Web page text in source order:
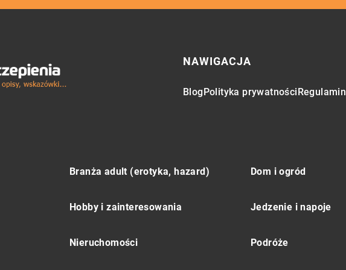
NAWIGACJA
BlogPolityka prywatnościRegulamin
Branża adult (erotyka, hazard) Dom i ogród
Hobby i zainteresowania Jedzenie i napoje
Nieruchomości Podróże